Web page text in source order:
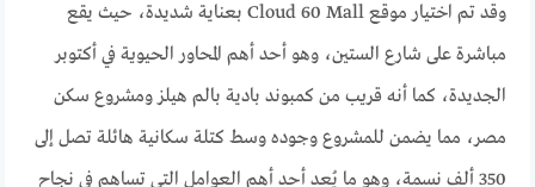
وقد تم اختيار موقع Cloud 60 Mall بعناية شديدة، حيث يقع
مباشرة على شارع الستين، وهو أحد أهم المحاور الحيوية في أكتوبر
الجديدة، كما أنه قريب من كمبوند بادية بالم هيلز ومشروع سكن
مصر، مما يضمن للمشروع وجوده وسط كتلة سكانية هائلة تصل إلى
350 ألف نسمة، وهو ما يُعد أحد أهم العوامل التي تساهم في نجاح